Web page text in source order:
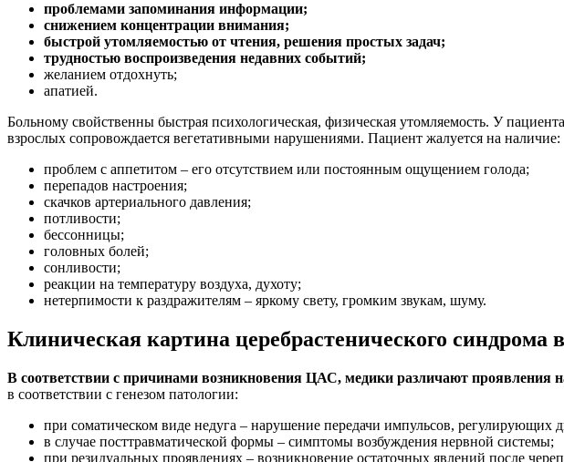
проблемами запоминания информации;
снижением концентрации внимания;
быстрой утомляемостью от чтения, решения простых задач;
трудностью воспроизведения недавних событий;
желанием отдохнуть;
апатией.
Больному свойственны быстрая психологическая, физическая утомляемость. У
взрослых сопровождается вегетативными нарушениями. Пациент жалуется на наличие:
проблем с аппетитом – его отсутствием или постоянным ощущением голода;
перепадов настроения;
скачков артериального давления;
потливости;
бессонницы;
головных болей;
сонливости;
реакции на температуру воздуха, духоту;
нетерпимости к раздражителям – яркому свету, громким звукам, шуму.
Клиническая картина церебрастенического синдрома
В соответствии с причинами возникновения ЦАС, медики различают проявления
в соответствии с генезом патологии:
при соматическом виде недуга – нарушение передачи импульсов, регулирующих
в случае посттравматической формы – симптомы возбуждения нервной системы;
при резидуальных проявлениях – возникновение остаточных явлений после